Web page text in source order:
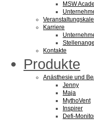
MSW
Karriere
Kontakte
Produkte
Anästhesie und
Jenny
Maja
MythoVent
Inspirer
Defi-